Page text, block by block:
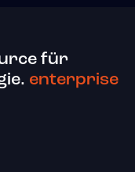
für
enterprise